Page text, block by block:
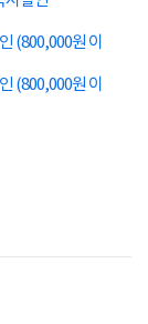
(800,000원 이
(800,000원 이